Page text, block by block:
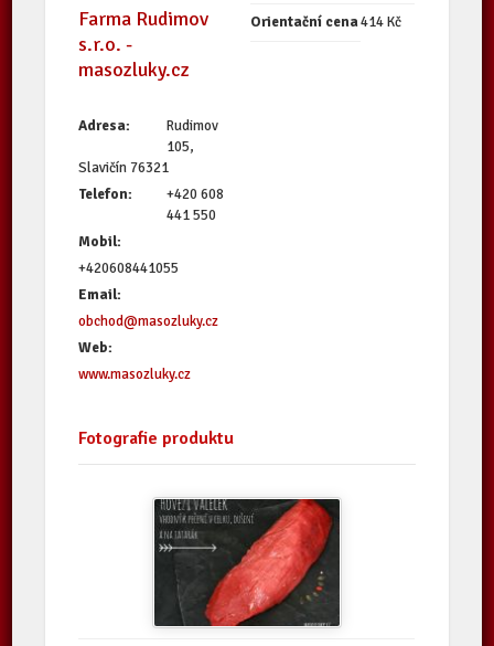
Farma Rudimov
s.r.o. -
masozluky.cz
Adresa:
Rudimov
105,
Slavičín 76321
Telefon:
+420 608
441 550
Mobil:
+420608441055
Email:
obchod@masozluky.cz
Web:
www.masozluky.cz
Orientační cena414 Kč
Fotografie produktu